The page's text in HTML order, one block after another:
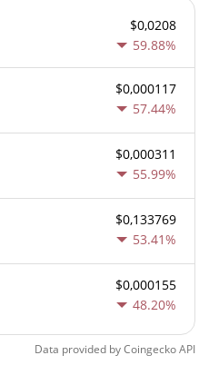
$0,0208
59.88%
$0,000117
57.44%
$0,000311
55.99%
$0,133769
53.41%
$0,000155
48.20%
Data provided byCoingeckoAPI